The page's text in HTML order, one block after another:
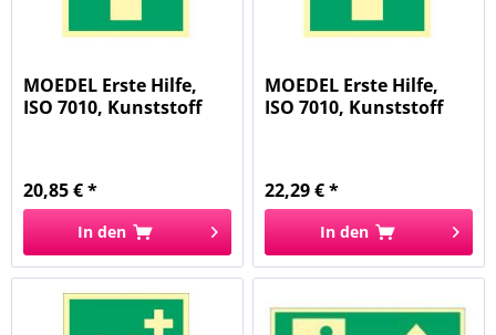
MOEDEL Erste Hilfe,
ISO 7010, Kunststoff
20,85 € *
In den
MOEDEL Erste Hilfe,
ISO 7010, Kunststoff
22,29 € *
In den